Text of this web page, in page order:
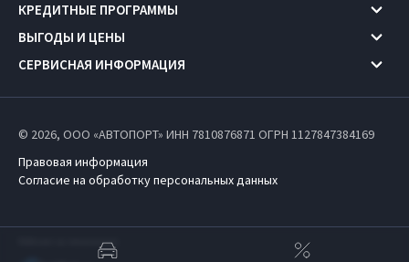
КРЕДИТНЫЕ ПРОГРАММЫ
ВЫГОДЫ И ЦЕНЫ
СЕРВИСНАЯ ИНФОРМАЦИЯ
© 2026, ООО «АВТОПОРТ» ИНН 7810876871 ОГРН 1127847384169
Правовая информация
Согласие на обработку персональных данных
Работает на технологиях